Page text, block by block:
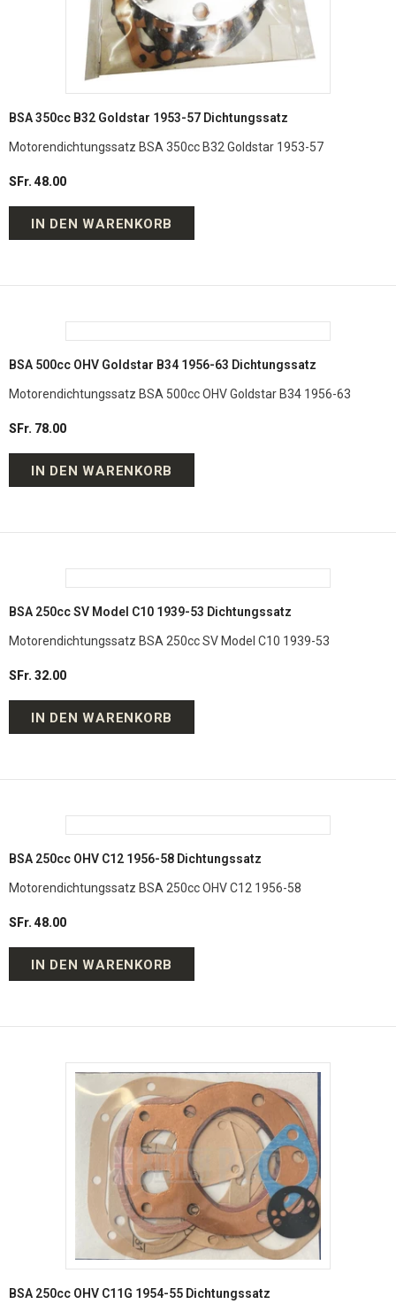
BSA 350cc B32 Goldstar 1953-57 Dichtungssatz
Motorendichtungssatz BSA 350cc B32 Goldstar 1953-57
SFr. 48.00
IN DEN WARENKORB
BSA 500cc OHV Goldstar B34 1956-63 Dichtungssatz
Motorendichtungssatz BSA 500cc OHV Goldstar B34 1956-63
SFr. 78.00
IN DEN WARENKORB
BSA 250cc SV Model C10 1939-53 Dichtungssatz
Motorendichtungssatz BSA 250cc SV Model C10 1939-53
SFr. 32.00
IN DEN WARENKORB
BSA 250cc OHV C12 1956-58 Dichtungssatz
Motorendichtungssatz BSA 250cc OHV C12 1956-58
SFr. 48.00
IN DEN WARENKORB
BSA 250cc OHV C11G 1954-55 Dichtungssatz